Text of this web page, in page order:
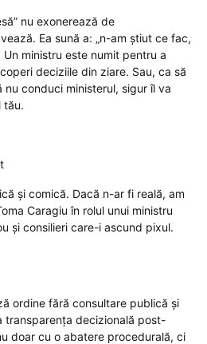
nu exonerează de
Ea sună a: „n-am știut ce fac,
ministru este numit pentru a
deciziile din ziare. Sau, ca să
conduci ministerul, sigur îl va
tău.
și comică. Dacă n-ar fi reală, am
Caragiu în rolul unui ministru
și consilieri care-i ascund pixul.
ordine fără consultare publică și
transparența decizională post-
doar cu o abatere procedurală, ci